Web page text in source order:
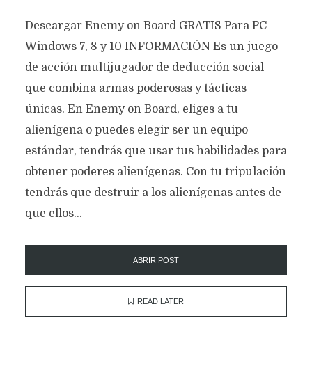
Descargar Enemy on Board GRATIS Para PC
Windows 7, 8 y 10 INFORMACIÓN Es un juego
de acción multijugador de deducción social
que combina armas poderosas y tácticas
únicas. En Enemy on Board, eliges a tu
alienígena o puedes elegir ser un equipo
estándar, tendrás que usar tus habilidades para
obtener poderes alienígenas. Con tu tripulación
tendrás que destruir a los alienígenas antes de
que ellos...
ABRIR POST
READ LATER